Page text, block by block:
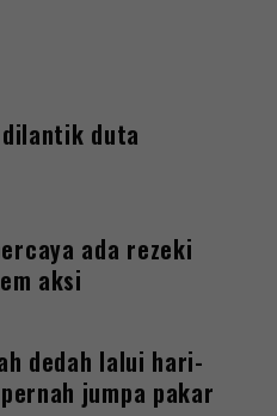
duta
ada rezeki
aksi
dedah lalui hari-
jumpa pakar